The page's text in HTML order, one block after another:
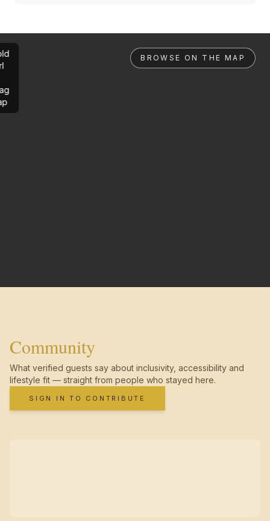
BROWSE ON THE MAP
Community
What verified guests say about inclusivity, accessibility and
lifestyle fit — straight from people who stayed here.
SIGN IN TO CONTRIBUTE